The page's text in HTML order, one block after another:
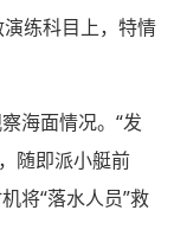
演练科目上，特情
海面情况。“发
随即派小艇前
将“落水人员”救